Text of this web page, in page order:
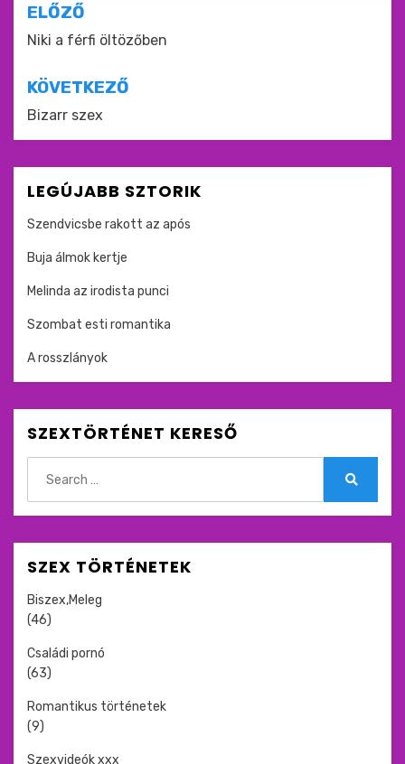
Bejegyzés
navigáció
ELŐZŐ
Niki a férfi öltözőben
KÖVETKEZŐ
Bizarr szex
LEGÚJABB SZTORIK
Szendvicsbe rakott az após
Buja álmok kertje
Melinda az irodista punci
Szombat esti romantika
A rosszlányok
SZEXTÖRTÉNET KERESŐ
for:
SZEX TÖRTÉNETEK
Biszex,Meleg
(46)
Családi pornó
(63)
Romantikus történetek
(9)
Szexvideók xxx